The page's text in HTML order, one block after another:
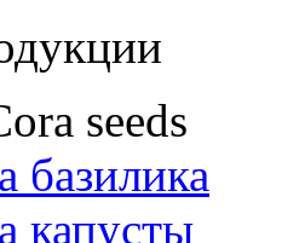
seeds
базилика
капусты